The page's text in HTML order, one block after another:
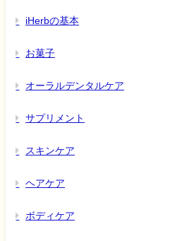
iHerbの基本
お菓子
オーラルデンタルケア
サプリメント
スキンケア
ヘアケア
ボディケア